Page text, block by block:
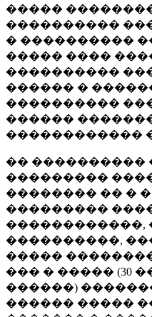
�����
����������
� ����������
����� ����
����������
������ �
����������
������
������������
�� ����������
���������
�������� �� �
���������
������������,
����������,
�����
��� � ����� (30
������)
������ �����